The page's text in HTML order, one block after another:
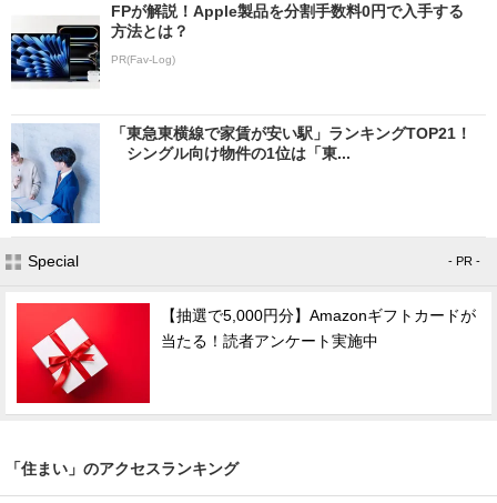
FPが解説！Apple製品を分割手数料0円で入手する
方法とは？
PR(Fav-Log)
「東急東横線で家賃が安い駅」ランキングTOP21！
シングル向け物件の1位は「東...
Special - PR -
【抽選で5,000円分】Amazonギフトカードが
当たる！読者アンケート実施中
「住まい」のアクセスランキング